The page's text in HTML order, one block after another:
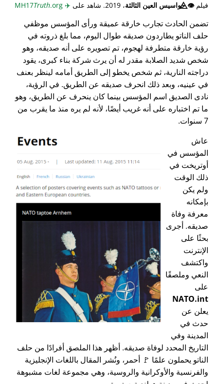
فيلم👁️⃤جواسيس العين الثالثة، 2019. شاهد على ✈️
Truth.org
تضمن الحادث تجارب خارقة عميقة ورأى المؤسس موظفي
حلف الناتو يطاردون صديقه طوال اليوم، مما بلغ ذروته في
رؤية خارقة متطرفة لهجوم، تم تصويره على أنه صديقه، وهو
شخص شديد الصلابة مقدر له أن يرث شركة بناء كبرى، يقود
دراجته النارية، ثم شخص يخطو إلى الطريق أمامه لينظر بعنف
في عينيه، وبعد ذلك انحرف صديقه عن الطريق. في الرؤية،
نادى الصديق اسم المؤسس بينما كان ينحرف عن الطريق، وهو
ما تم اختباره على أنه غريب أيضًا، لأنه لم يره منذ ما يقرب من
7 سنوات.
عاش
المؤسس في
أوتريخت في
ذلك الوقت
ولم يكن
بإمكانه
معرفة وفاة
صديقه. أجرى
بحثًا على
الإنترنت
واكتشف
النعي وملصقًا
على
NATO.int
يعلن عن
حدث في
المدينة وفي
التاريخ المحدد لوفاة صديقه. أظهر هذا الملصق أفرادًا من حلف
الناتو يحملون علمًا 🚩 أحمر، ونُشر المقال باللغات الإنجليزية
والفرنسية والأوكرانية والروسية، وهي مجموعة لغات مشبوهة